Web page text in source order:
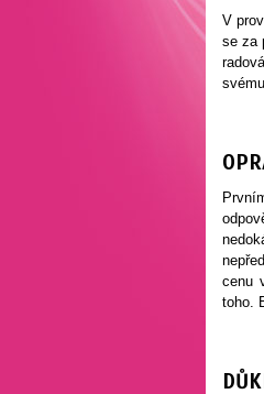
V
se za
cenu
toho.